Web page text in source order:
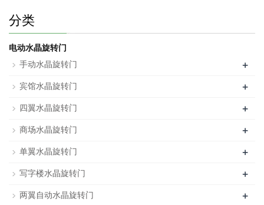
分类
电动水晶旋转门
手动水晶旋转门
+
宾馆水晶旋转门 +
四翼水晶旋转门 +
商场水晶旋转门 +
单翼水晶旋转门 +
写字楼水晶旋转门 +
两翼自动水晶旋转门 +